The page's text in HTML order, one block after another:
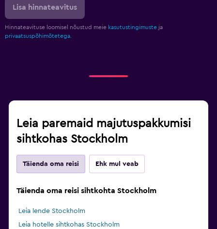
Lisa hinnateavitus
Hinnateavituse loomisel nõustud meie kasutustingimuste ja
privaatsuspõhimõtetega.
Leia paremaid majutuspakkumisi
sihtkohas Stockholm
Täienda oma reisi Ehk mul veab
Täienda oma reisi sihtkohta Stockholm
Leia lende Stockholm
Leia hotelle sihtkohas Stockholm